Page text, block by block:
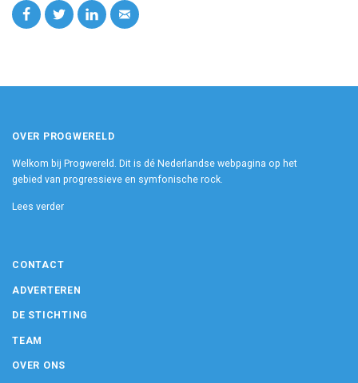
OVER PROGWERELD
Welkom bij Progwereld. Dit is dé Nederlandse webpagina op het
gebied van progressieve en symfonische rock.
Lees verder
CONTACT
ADVERTEREN
DE STICHTING
TEAM
OVER ONS